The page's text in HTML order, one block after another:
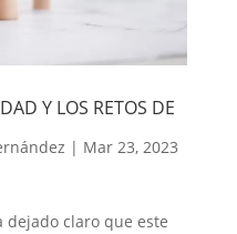
Y LOS RETOS DE
| Mar 23, 2023
dejado claro que este